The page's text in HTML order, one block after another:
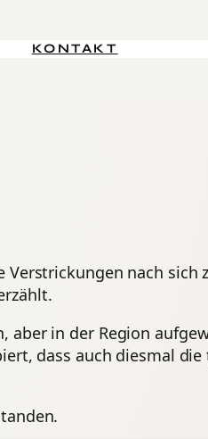
KONTAKT
nach sich
aber in der Region
dass auch diesmal die